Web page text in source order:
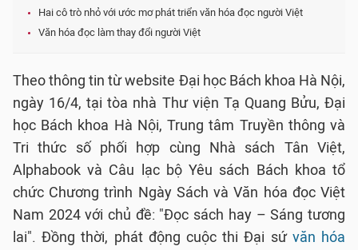
Hai cô trò nhỏ với ước mơ phát triển văn hóa đọc người Việt
Văn hóa đọc làm thay đổi người Việt
Theo thông tin từ website Đại học Bách khoa Hà Nội,
ngày 16/4, tại tòa nhà Thư viện Tạ Quang Bửu, Đại
học Bách khoa Hà Nội, Trung tâm Truyền thông và
Tri thức số phối hợp cùng Nhà sách Tân Việt,
Alphabook và Câu lạc bộ Yêu sách Bách khoa tổ
chức Chương trình Ngày Sách và Văn hóa đọc Việt
Nam 2024 với chủ đề: "Đọc sách hay – Sáng tương
lai". Đồng thời, phát động cuộc thi Đại sứ văn hóa